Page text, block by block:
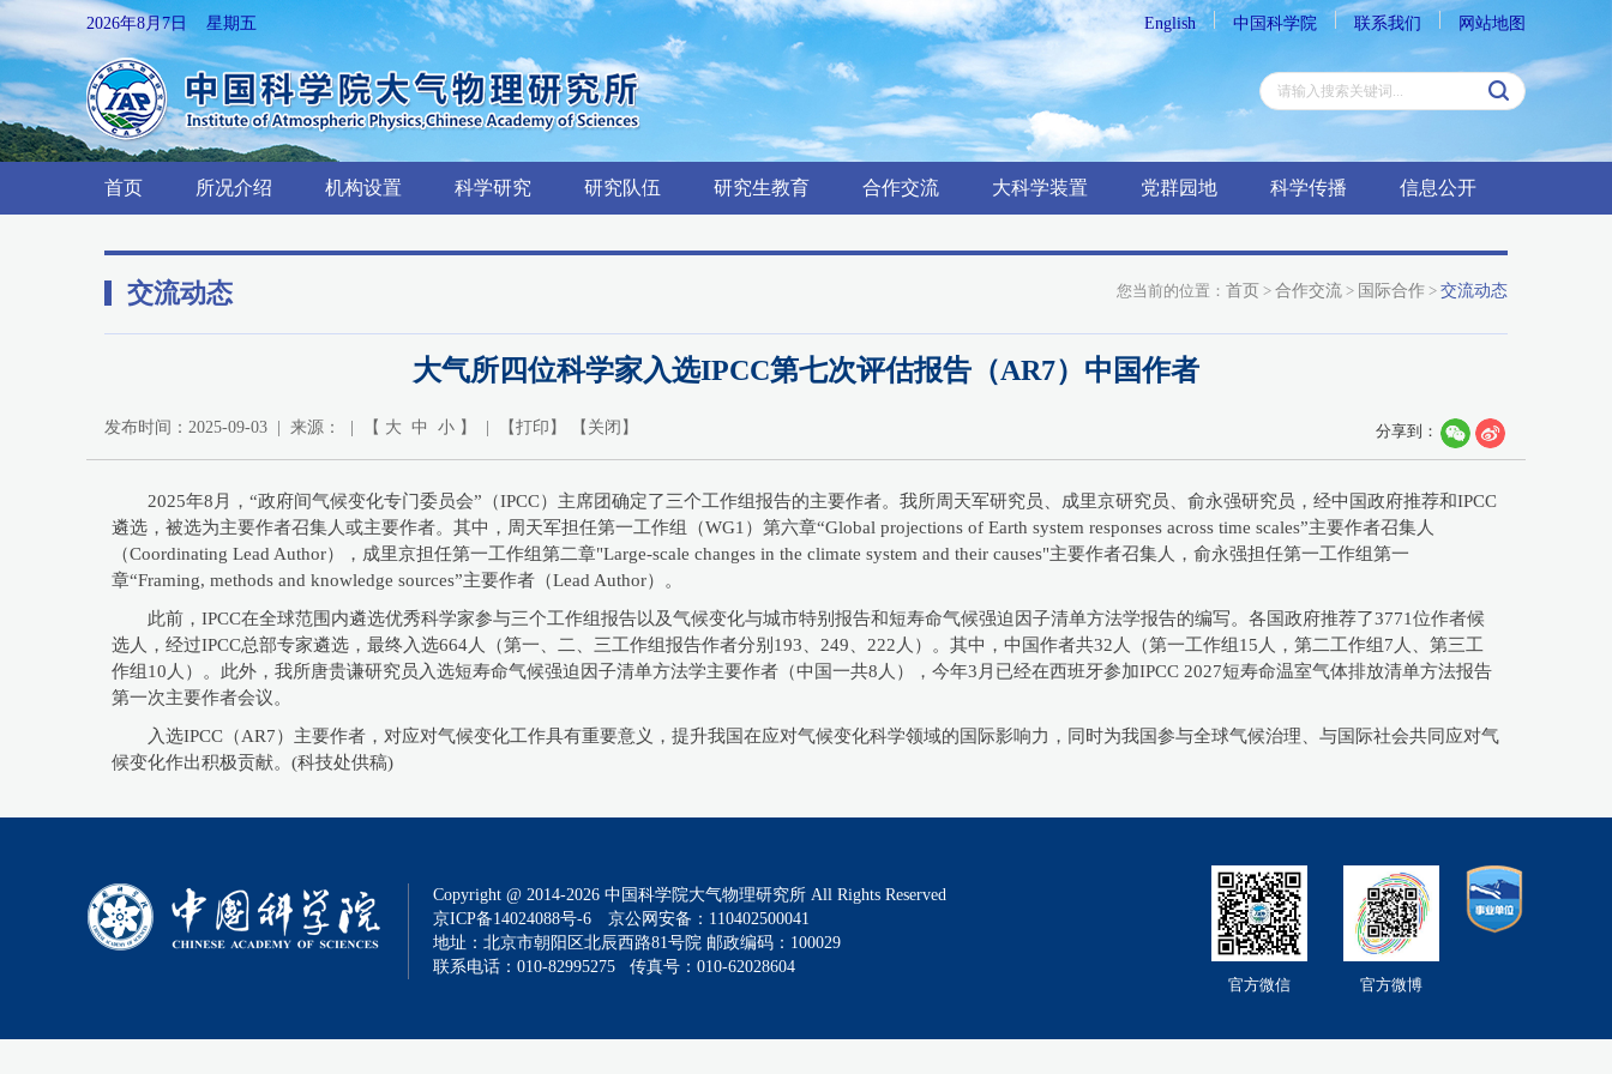
2026年8月7日 星期五 English 中国科学院 联系我们 网站地图
首页 所况介绍 机构设置 科学研究 研究队伍 研究生教育 合作交流 大科学装置 党群园地 科学传播 信息公开
交流动态 您当前的位置： 首页 > 合作交流 > 国际合作 > 交流动态
大气所四位科学家入选IPCC第七次评估报告（AR7）中国作者
发布时间：2025-09-03 | 来源： | 【 大 中 小 】 | 【打印 】 【 关闭 】 分享到：
2025年8月，“政府间气候变化专门委员会”（IPCC）主席团确定了三个工作组报告的主要作者。我所周天军研究员、成里京研究员、俞永强研究员，经中国政府推荐和IPCC
遴选，被选为主要作者召集人或主要作者。其中，周天军担任第一工作组（WG1）第六章“Global projections of Earth system responses across time scales”主要作者召集人
（Coordinating Lead Author），成里京担任第一工作组第二章"Large-scale changes in the climate system and their causes"主要作者召集人，俞永强担任第一工作组第一
章“Framing, methods and knowledge sources”主要作者（Lead Author）。
此前，IPCC在全球范围内遴选优秀科学家参与三个工作组报告以及气候变化与城市特别报告和短寿命气候强迫因子清单方法学报告的编写。各国政府推荐了3771位作者候
选人，经过IPCC总部专家遴选，最终入选664人（第一、二、三工作组报告作者分别193、249、222人）。其中，中国作者共32人（第一工作组15人，第二工作组7人、第三工
作组10人）。此外，我所唐贵谦研究员入选短寿命气候强迫因子清单方法学主要作者（中国一共8人），今年3月已经在西班牙参加IPCC 2027短寿命温室气体排放清单方法报告
第一次主要作者会议。
入选IPCC（AR7）主要作者，对应对气候变化工作具有重要意义，提升我国在应对气候变化科学领域的国际影响力，同时为我国参与全球气候治理、与国际社会共同应对气
候变化作出积极贡献。(科技处供稿)
官方微信 官方微博
Copyright @ 2014-2026 中国科学院大气物理研究所 All Rights Reserved
京ICP备14024088号-6
京公网安备：110402500041
地址：北京市朝阳区北辰西路81号院 邮政编码：100029
联系电话：010-82995275 传真号：010-62028604